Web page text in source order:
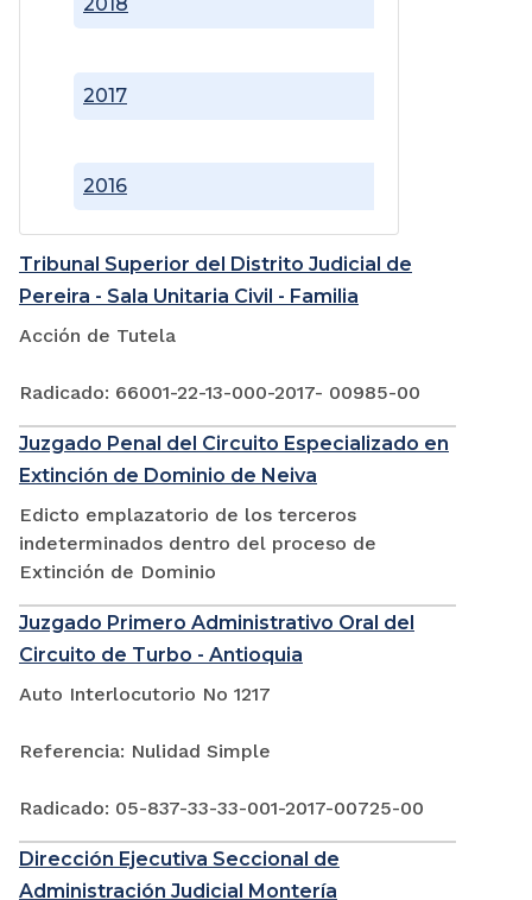
2016
2017
Tribunal Superior del Distrito Judicial de
Pereira - Sala Unitaria Civil - Familia
Acción de Tutela
Radicado: 66001-22-13-000-2017- 00985-00
Juzgado Penal del Circuito Especializado en
Extinción de Dominio de Neiva
Edicto emplazatorio de los terceros
indeterminados dentro del proceso de
Extinción de Dominio
Juzgado Primero Administrativo Oral del
Circuito de Turbo - Antioquia
Auto Interlocutorio No 1217
Referencia: Nulidad Simple
Radicado: 05-837-33-33-001-2017-00725-00
Dirección Ejecutiva Seccional de
Administración Judicial Montería